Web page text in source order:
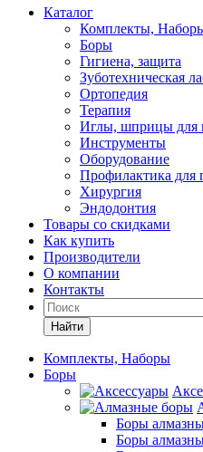
Каталог
Комплекты,
Боры
Гигиена, защита
Зуботехническая
Ортопедия
Терапия
Иглы, шприцы для
Инструменты
Оборудование
Профилактика для
Хирургия
Эндодонтия
Товары со скидками
Как купить
Производители
О компании
Контакты
Найти
Комплекты, Наборы
Боры
Боры
Боры